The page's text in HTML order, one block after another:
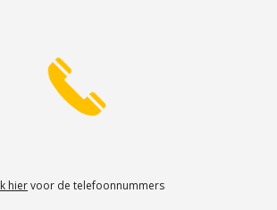
hiervoor de telefoonnummers